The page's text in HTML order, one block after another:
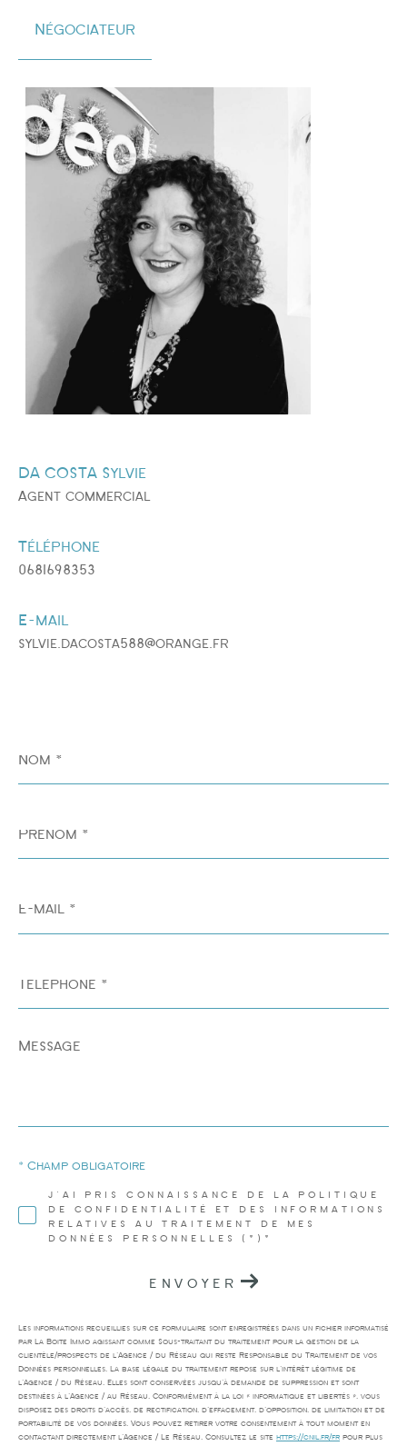
Négociateur
DA COSTA Sylvie
Agent commercial
Téléphone
0681698353
E-mail
sylvie.dacosta588@orange.fr
*
*
mail
Message
J'AI PRIS CONNAISSANCE DE LA POLITIQUE
DE CONFIDENTIALITÉ ET DES INFORMATIONS
RELATIVES AU TRAITEMENT DE MES
DONNÉES PERSONNELLES (*)*
* Champ obligatoire
ENVOYER
Les informations recueillies sur ce formulaire sont enregistrées dans un fichier informatisé
par La Boite Immo agissant comme Sous-traitant du traitement pour la gestion de la
clientèle/prospects de l'Agence / du Réseau qui reste Responsable du Traitement de vos
Données personnelles. La base légale du traitement repose sur l'intérêt légitime de
l'Agence / du Réseau. Elles sont conservées jusqu'à demande de suppression et sont
destinées à l'Agence / au Réseau. Conformément à la loi « informatique et libertés », vous
disposez des droits d’accès, de rectification, d’effacement, d’opposition, de limitation et de
portabilité de vos données. Vous pouvez retirer votre consentement à tout moment en
contactant directement l’Agence / Le Réseau. Consultez le site https://cnil.fr/fr pour plus